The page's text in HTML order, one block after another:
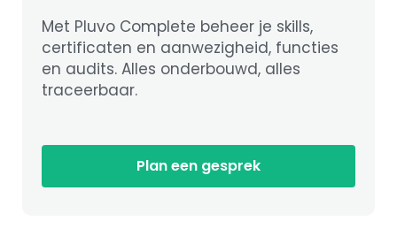
Met Pluvo Complete beheer je skills,
certificaten en aanwezigheid, functies
en audits. Alles onderbouwd, alles
traceerbaar.
Plan een gesprek